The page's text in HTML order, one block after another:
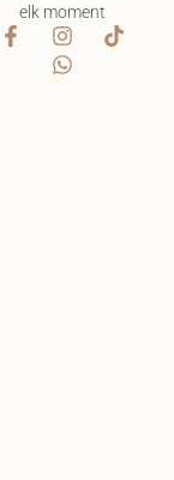
elk moment